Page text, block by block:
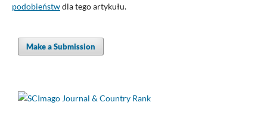
podobieństwdla tego artykułu.
Make a Submission